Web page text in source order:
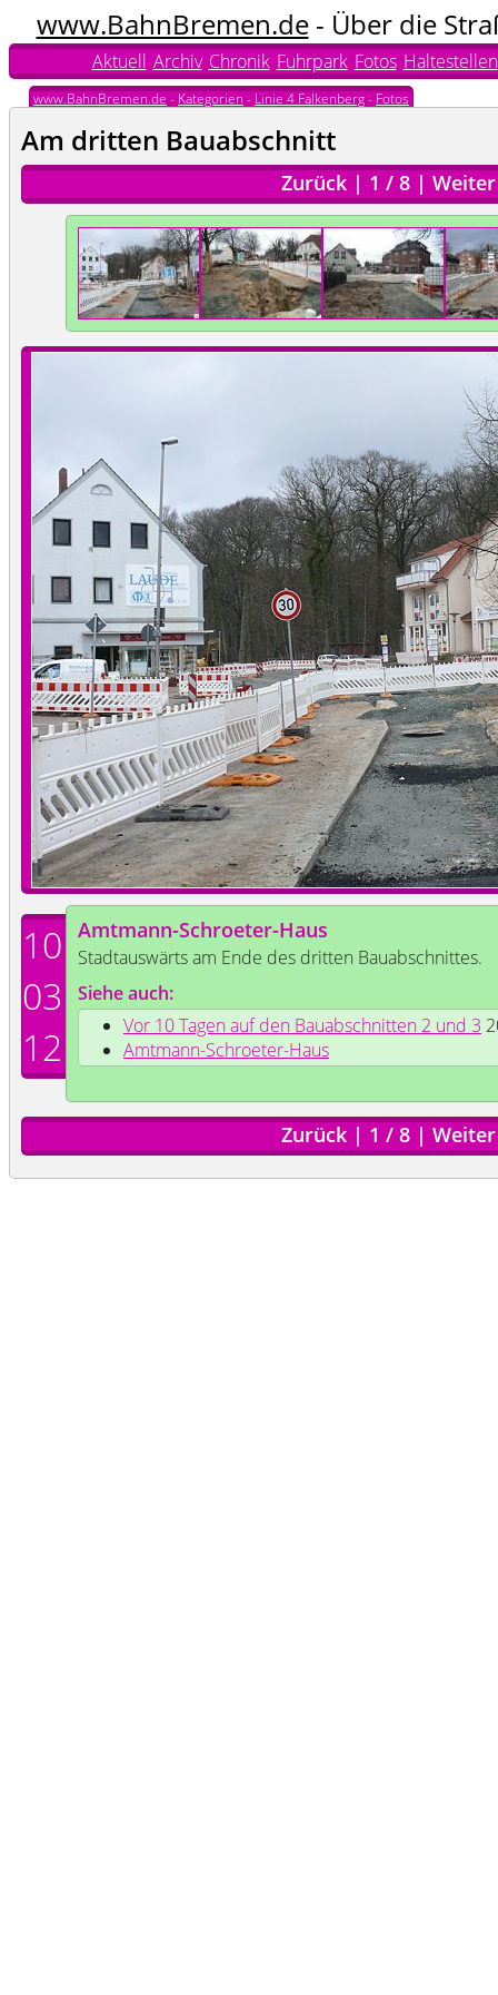
www.BahnBremen.de- Über die
Aktuell Archiv Chronik Fuhrpark Fotos Haltestellen
www.BahnBremen.de - Kategorien - Linie 4 Falkenberg- Fotos
Am dritten Bauabschnitt
Zurück | 1 / 8 | Weiter
10
03
12
Amtmann-Schroeter-Haus
Stadtauswärts am Ende des dritten Bauabschnittes.
Siehe auch:
Vor 10 Tagen auf den Bauabschnitten 2 und 3
Amtmann-Schroeter-Haus
Zurück | 1 / 8 | Weiter